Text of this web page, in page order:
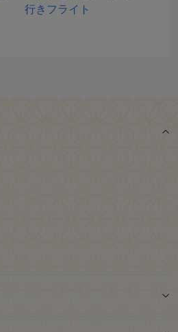
行きフライト